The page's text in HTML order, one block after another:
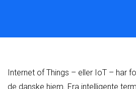
Internet of Things – eller IoT – har
de danske hjem. Fra intelligente